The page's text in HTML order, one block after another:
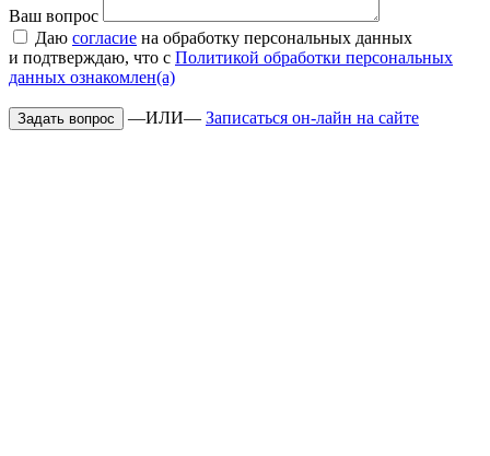
Ваш вопрос
Даю согласие на обработку персональных данных
и подтверждаю, что с Политикой обработки персональных
данных ознакомлен(а)
—ИЛИ— Записаться он-лайн на сайте